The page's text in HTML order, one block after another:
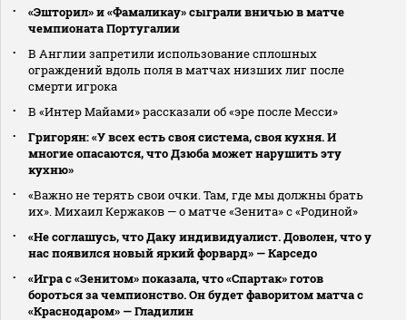
«Эшторил» и «Фамаликау» сыграли вничью в матче
чемпионата Португалии
В Англии запретили использование сплошных
ограждений вдоль поля в матчах низших лиг после
смерти игрока
В «Интер Майами» рассказали об «эре после Месси»
Григорян: «У всех есть своя система, своя кухня. И
многие опасаются, что Дзюба может нарушить эту
кухню»
«Важно не терять свои очки. Там, где мы должны брать
их». Михаил Кержаков — о матче «Зенита» с «Родиной»
«Не соглашусь, что Даку индивидуалист. Доволен, что у
нас появился новый яркий форвард» — Карседо
«Игра с «Зенитом» показала, что «Спартак» готов
бороться за чемпионство. Он будет фаворитом матча с
«Краснодаром» — Гладилин